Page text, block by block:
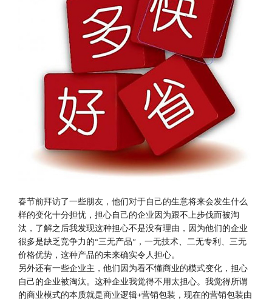
春节前拜访了一些朋友，他们对于自己的生意将来会发生什么
样的变化十分担忧，担心自己的企业因为跟不上步伐而被淘
汰，了解之后我发现这种担心不是没有理由，因为他们的企业
很多是缺乏竞争力的“三无产品”，一无技术、二无专利、三无
价格优势，这种产品的未来确实令人担心。
另外还有一些企业主，他们因为看不懂商业的模式变化，担心
自己的企业被淘汰。这种企业我觉得不用太担心。我觉得所谓
的商业模式的本质就是商业逻辑+营销包装，现在的营销包装由